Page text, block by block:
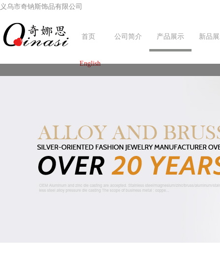
义乌市奇钠斯饰品有限公司
首页 公司简介 产品展示 新品
English